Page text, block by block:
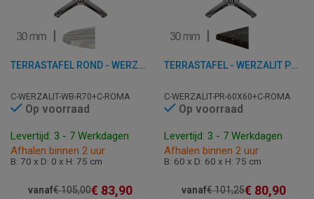
TERRASTAFEL ROND - WERZALIT WHITE BLOCK - 70 CM
C-WERZALIT-WB-R70+C-ROMA
Op voorraad
Levertijd: 3 - 7 Werkdagen
Afhalen binnen 2 uur
B: 70 x D: 0 x H: 75 cm
vanaf€105,00€ 83,90
TERRASTAFEL - WERZALIT PORTO ROSA - 60X60 CM
C-WERZALIT-PR-60X60+C-ROMA
Op voorraad
Levertijd: 3 - 7 Werkdagen
Afhalen binnen 2 uur
B: 60 x D: 60 x H: 75 cm
vanaf€101,25€ 80,90